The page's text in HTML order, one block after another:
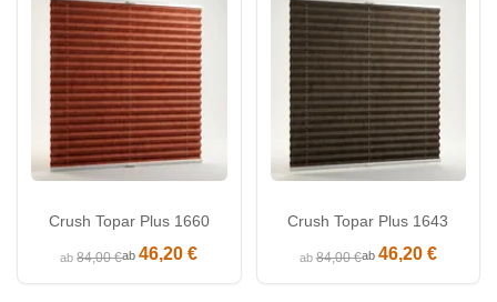
Crush Topar Plus 1660
ab84,00 €ab46,20 €
Crush Topar Plus 1643
ab84,00 €ab 46,20 €